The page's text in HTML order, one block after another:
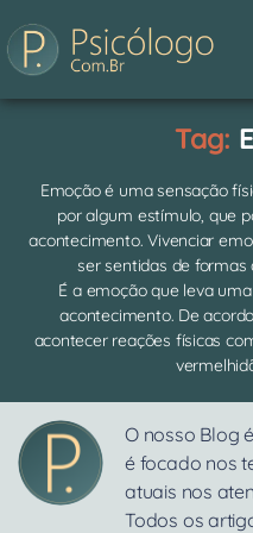
Tag:
Emoção é uma sensação
por algum estímulo, que
acontecimento. Vivenciar
ser sentidas de formas
É a emoção que leva
acontecimento. De
acontecer reações físicas
O nosso Blog
é focado nos
atuais nos
Todos os